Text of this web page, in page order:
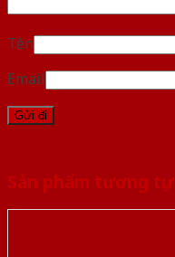
Tên
Email
Sản phẩm tương tự